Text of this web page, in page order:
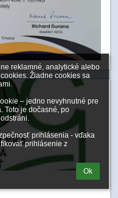
reklamné, analytické alebo
Žiadne cookies sa
– jedno nevyhnutné pre
Toto je dočasné, po
prihlásenia - vďaka
prihlásenie z
Ok